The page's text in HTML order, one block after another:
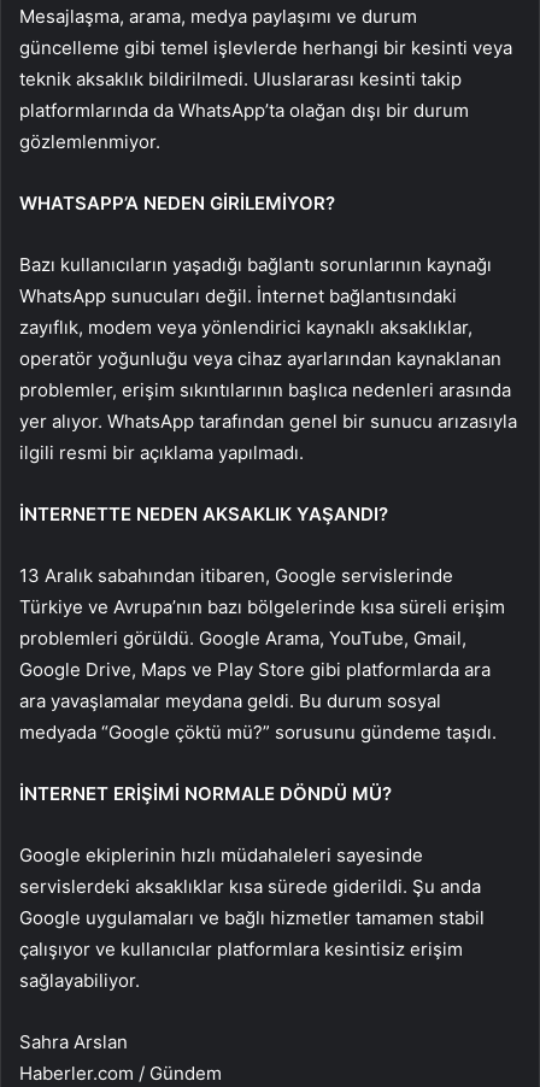
Mesajlaşma, arama, medya paylaşımı ve durum
güncelleme gibi temel işlevlerde herhangi bir kesinti veya
teknik aksaklık bildirilmedi. Uluslararası kesinti takip
platformlarında da WhatsApp’ta olağan dışı bir durum
gözlemlenmiyor.
WHATSAPP’A NEDEN GİRİLEMİYOR?
Bazı kullanıcıların yaşadığı bağlantı sorunlarının kaynağı
WhatsApp sunucuları değil. İnternet bağlantısındaki
zayıflık, modem veya yönlendirici kaynaklı aksaklıklar,
operatör yoğunluğu veya cihaz ayarlarından kaynaklanan
problemler, erişim sıkıntılarının başlıca nedenleri arasında
yer alıyor. WhatsApp tarafından genel bir sunucu arızasıyla
ilgili resmi bir açıklama yapılmadı.
İNTERNETTE NEDEN AKSAKLIK YAŞANDI?
13 Aralık sabahından itibaren, Google servislerinde
Türkiye ve Avrupa’nın bazı bölgelerinde kısa süreli erişim
problemleri görüldü. Google Arama, YouTube, Gmail,
Google Drive, Maps ve Play Store gibi platformlarda ara
ara yavaşlamalar meydana geldi. Bu durum sosyal
medyada “Google çöktü mü?” sorusunu gündeme taşıdı.
İNTERNET ERİŞİMİ NORMALE DÖNDÜ MÜ?
Google ekiplerinin hızlı müdahaleleri sayesinde
servislerdeki aksaklıklar kısa sürede giderildi. Şu anda
Google uygulamaları ve bağlı hizmetler tamamen stabil
çalışıyor ve kullanıcılar platformlara kesintisiz erişim
sağlayabiliyor.
Sahra Arslan
Haberler.com / Gündem